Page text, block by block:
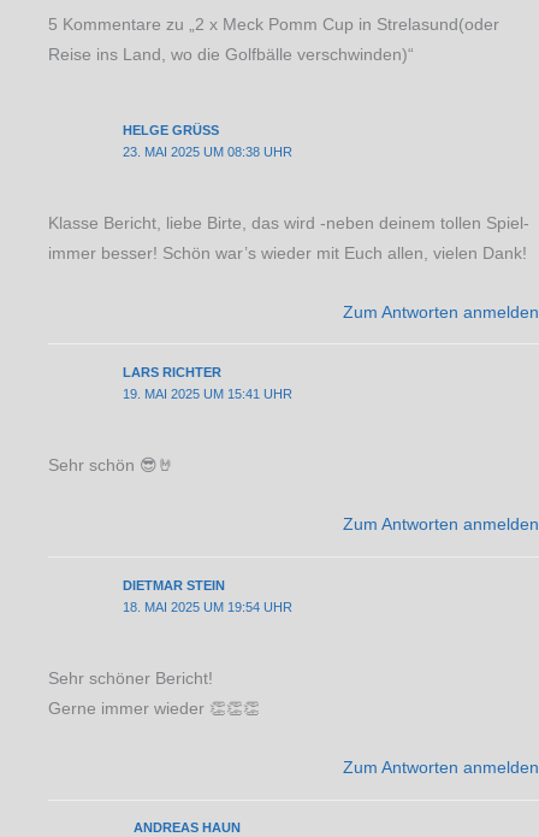
5 Kommentare zu „2 x Meck Pomm Cup in Strelasund(oder
Reise ins Land, wo die Golfbälle verschwinden)“
HELGE GRÜSS
23. MAI 2025 UM 08:38 UHR
Klasse Bericht, liebe Birte, das wird -neben deinem tollen Spiel-
immer besser! Schön war’s wieder mit Euch allen, vielen Dank!
Zum Antworten anmelden
LARS RICHTER
19. MAI 2025 UM 15:41 UHR
Sehr schön 😎🤘
Zum Antworten anmelden
DIETMAR STEIN
18. MAI 2025 UM 19:54 UHR
Sehr schöner Bericht!
Gerne immer wieder 👏👏👏
Zum Antworten anmelden
ANDREAS HAUN